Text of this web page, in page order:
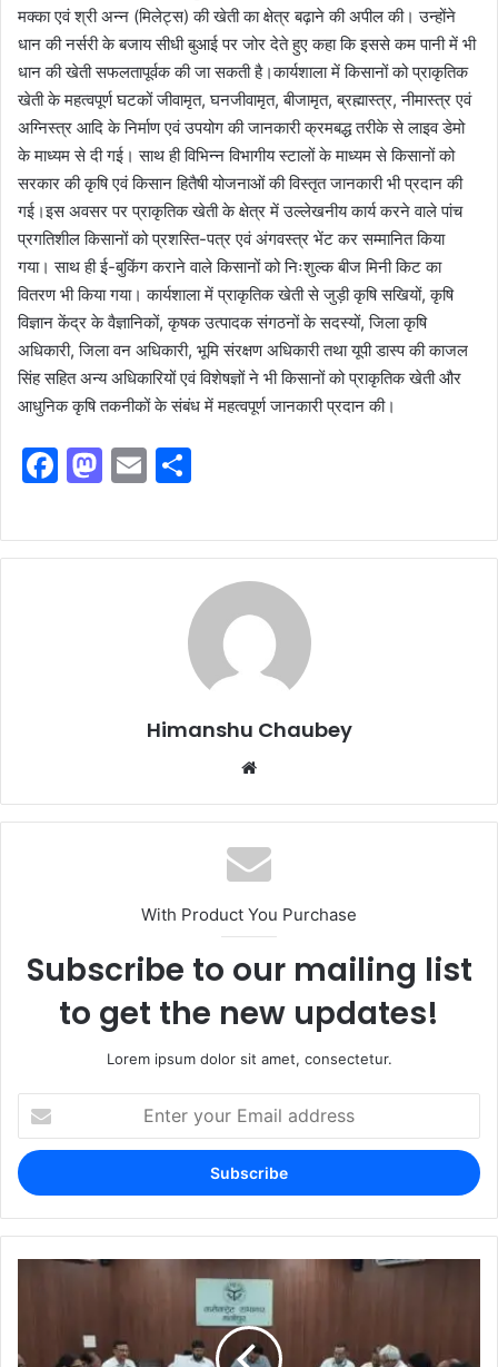
मक्का एवं श्री अन्न (मिलेट्स) की खेती का क्षेत्र बढ़ाने की अपील की। उन्होंने
धान की नर्सरी के बजाय सीधी बुआई पर जोर देते हुए कहा कि इससे कम पानी में भी
धान की खेती सफलतापूर्वक की जा सकती है।कार्यशाला में किसानों को प्राकृतिक
खेती के महत्वपूर्ण घटकों जीवामृत, घनजीवामृत, बीजामृत, ब्रह्मास्त्र, नीमास्त्र एवं
अग्निस्त्र आदि के निर्माण एवं उपयोग की जानकारी क्रमबद्ध तरीके से लाइव डेमो
के माध्यम से दी गई। साथ ही विभिन्न विभागीय स्टालों के माध्यम से किसानों को
सरकार की कृषि एवं किसान हितैषी योजनाओं की विस्तृत जानकारी भी प्रदान की
गई।इस अवसर पर प्राकृतिक खेती के क्षेत्र में उल्लेखनीय कार्य करने वाले पांच
प्रगतिशील किसानों को प्रशस्ति-पत्र एवं अंगवस्त्र भेंट कर सम्मानित किया
गया। साथ ही ई-बुकिंग कराने वाले किसानों को निःशुल्क बीज मिनी किट का
वितरण भी किया गया। कार्यशाला में प्राकृतिक खेती से जुड़ी कृषि सखियों, कृषि
विज्ञान केंद्र के वैज्ञानिकों, कृषक उत्पादक संगठनों के सदस्यों, जिला कृषि
अधिकारी, जिला वन अधिकारी, भूमि संरक्षण अधिकारी तथा यूपी डास्प की काजल
सिंह सहित अन्य अधिकारियों एवं विशेषज्ञों ने भी किसानों को प्राकृतिक खेती और
आधुनिक कृषि तकनीकों के संबंध में महत्वपूर्ण जानकारी प्रदान की।
F
c
e
M
st
o
E
ai
l
ar
e
Himanshu Chaubey
With Product You Purchase
Subscribe to our mailing list
to get the new updates!
Lorem ipsum dolor sit amet, consectetur.